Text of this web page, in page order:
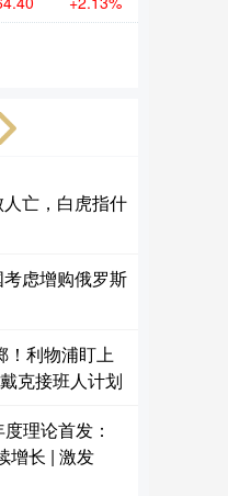
亡，白虎指什
虑增购俄罗斯
！利物浦盯上
克接班人计划
理论首发：
增长 | 激发